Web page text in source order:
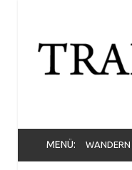
MENÜ: WANDERN